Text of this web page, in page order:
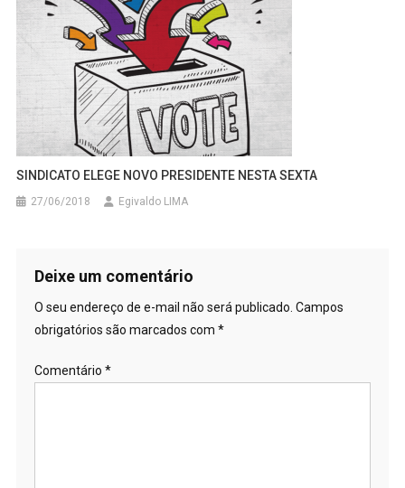
SINDICATO ELEGE NOVO PRESIDENTE NESTA SEXTA
27/06/2018 Egivaldo LIMA
Deixe um comentário
O seu endereço de e-mail não será publicado. Campos
obrigatórios são marcados com *
Comentário *